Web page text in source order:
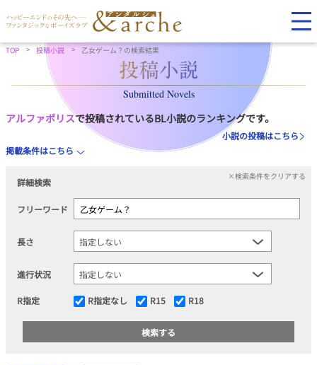
TOP 投稿小説 乙女ゲーム？の検索結果
Submitted Novels
アルファポリスで投稿されているBL小説のランキングです。
小説の投稿はこちら
掲載条件はこちら
詳細検索
×検索条件をクリアする
フリーワード
長さ
進行状況
R指定 R指定なし R15 R18